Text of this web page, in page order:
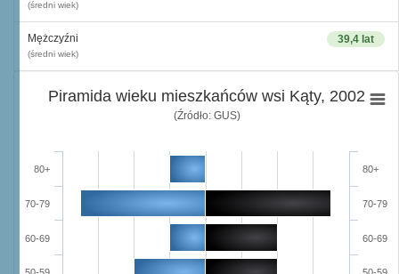
(średni wiek)
39,4 lat
Mężczyźni
(średni wiek)
Piramida wieku mieszkańców wsi Kąty, 2002
(Źródło: GUS)
60-69
70-79
80+
60-69
70-79
80+